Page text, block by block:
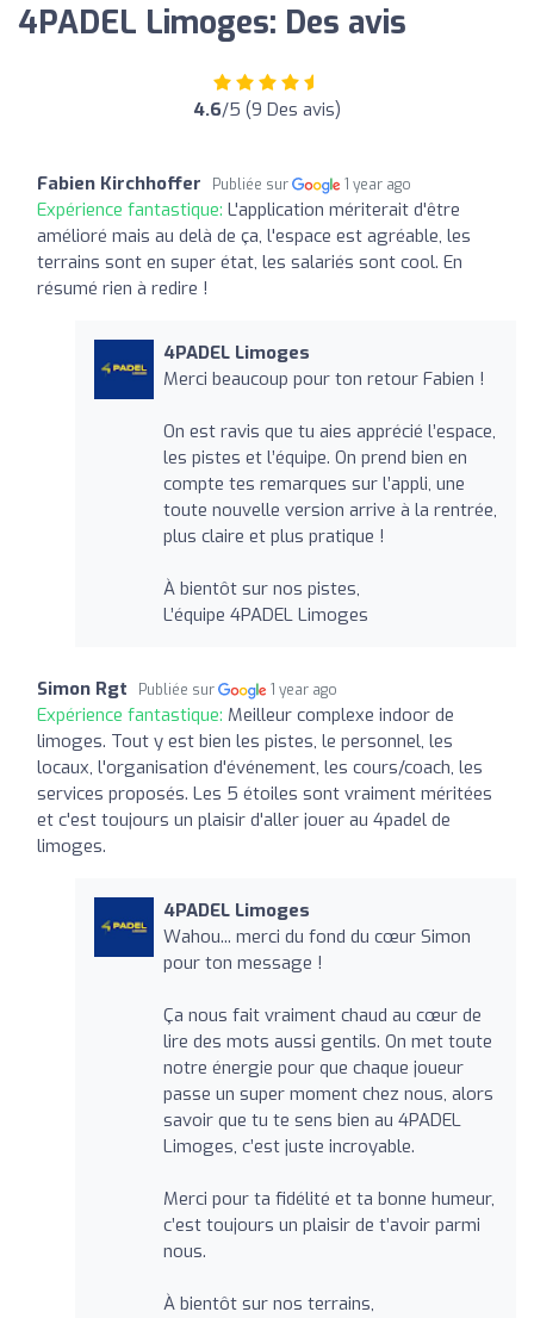
4PADEL Limoges: Des avis
4.6/5 (9 Des avis)
Fabien Kirchhoffer Publiée sur 1 year ago
Expérience fantastique: L'application mériterait d'être
amélioré mais au delà de ça, l'espace est agréable, les
terrains sont en super état, les salariés sont cool. En
résumé rien à redire !
4PADEL Limoges
Merci beaucoup pour ton retour Fabien !
On est ravis que tu aies apprécié l’espace,
les pistes et l’équipe. On prend bien en
compte tes remarques sur l’appli, une
toute nouvelle version arrive à la rentrée,
plus claire et plus pratique !
À bientôt sur nos pistes,
L’équipe 4PADEL Limoges
Simon Rgt Publiée sur 1 year ago
Expérience fantastique: Meilleur complexe indoor de
limoges. Tout y est bien les pistes, le personnel, les
locaux, l'organisation d'événement, les cours/coach, les
services proposés. Les 5 étoiles sont vraiment méritées
et c'est toujours un plaisir d'aller jouer au 4padel de
limoges.
4PADEL Limoges
Wahou... merci du fond du cœur Simon
pour ton message !
Ça nous fait vraiment chaud au cœur de
lire des mots aussi gentils. On met toute
notre énergie pour que chaque joueur
passe un super moment chez nous, alors
savoir que tu te sens bien au 4PADEL
Limoges, c’est juste incroyable.
Merci pour ta fidélité et ta bonne humeur,
c’est toujours un plaisir de t’avoir parmi
nous.
À bientôt sur nos terrains,